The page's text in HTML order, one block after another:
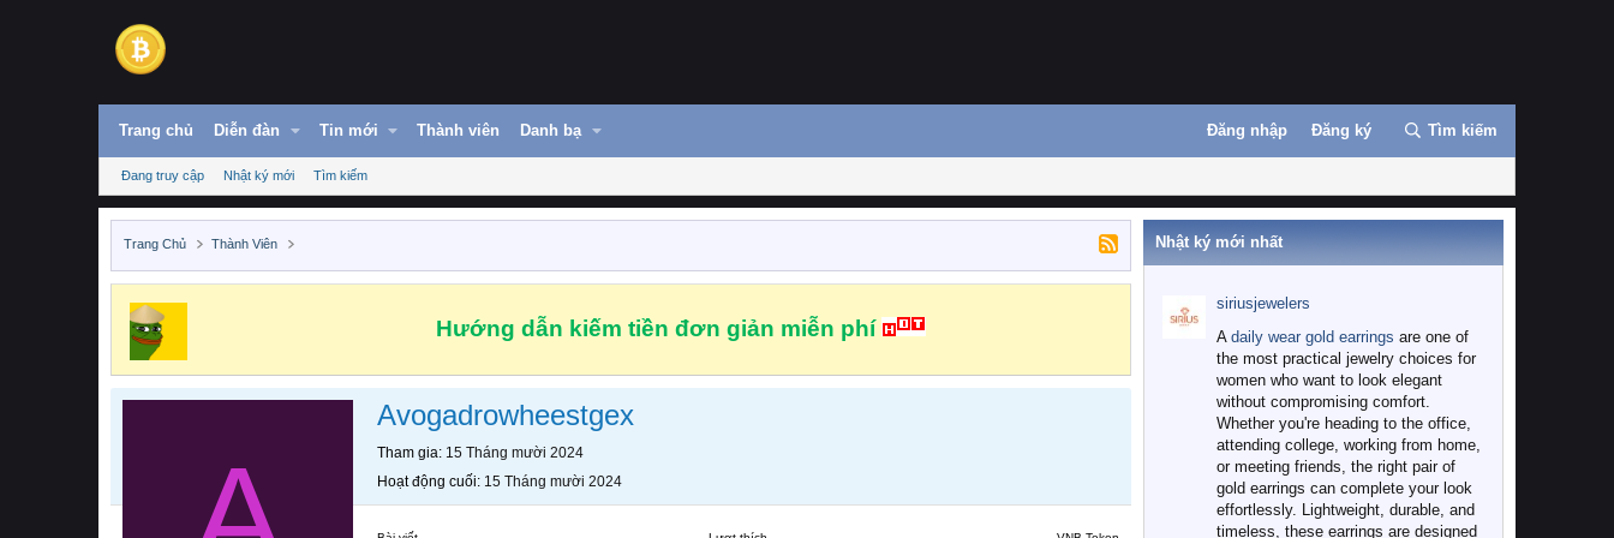
Trang chủ Diễn đàn Tin mới Thành viên Danh bạ Đăng nhập Đăng ký Tìm kiếm
Đang truy cập Nhật ký mới Tìm kiếm
Trang Chủ Thành Viên
Hướng dẫn kiếm tiền đơn giản miễn phí
Avogadrowheestgex
Tham gia 15 Tháng mười 2024
Hoạt động cuối 15 Tháng mười 2024
Nhật ký mới nhất
siriusjewelers
A daily wear gold earrings are one of
the most practical jewelry choices for
women who want to look elegant
without compromising comfort.
Whether you're heading to the office,
attending college, working from home,
or meeting friends, the right pair of
gold earrings can complete your look
effortlessly. Lightweight, durable, and
timeless, these earrings are designed